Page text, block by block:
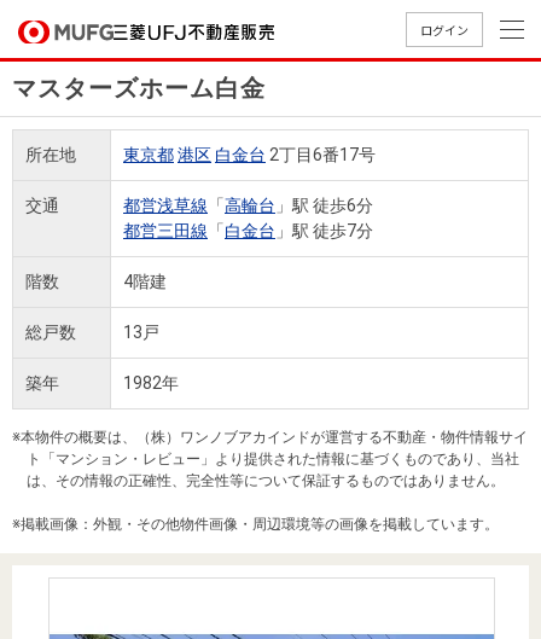
ログイン
買いたいTOP
中古
マン
ショ
ンを
探す
築・
中古
一戸
建て
す
売りたいTOP
無
料
査
定
却
相
談
店舗案内TOP
店舗のご
案内（首
都圏）
案内（名
古屋）
案内（関
西）
会社情報TOP
ごあいさ
つ
要
Way
経営ビジ
ョン
組織図
役員一
覧
沿革
本社地
ニュース
採用情報TOP
新卒採用
情報
採用情報
買いたい
売りたい
採用情報
法人のお客さま
提携企業にお勤めの方
マスターズホーム白金
所在地 東京都港区 白金台 2丁目6番17号
交通 都営浅草線 「高輪台 」駅 徒歩6分
都営三田線 「白金台 」駅 徒歩7分
階数 4階建
総戸数 13戸
築年 1982年
※本物件の概要は、（株）ワンノブアカインドが運営する不動産・物件情報サイ
ト「マンション・レビュー」より提供された情報に基づくものであり、当社
は、その情報の正確性、完全性等について保証するものではありません。
※掲載画像：外観・その他物件画像・周辺環境等の画像を掲載しています。